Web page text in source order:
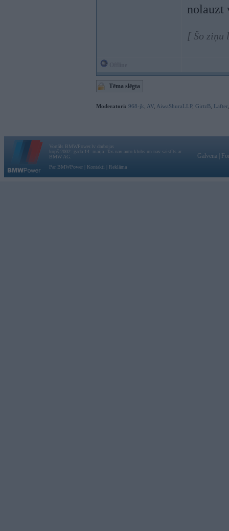
nolauzt
[ Šo ziņu
Tēma slēgta
Moderatori: 968-jk AV AiwaShuraLLP, GirtzB Lafter
Vortāls BMWPower.lv darbojas
kopš 2002. gada 14. maija. Tas nav auto klubs un nav saistīts ar
BMW AG.
Par BMWPower
Kontakti Reklāma
Galvena